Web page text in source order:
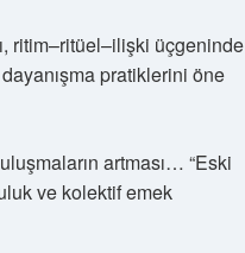
ritim–ritüel–ilişki üçgeninde
pratiklerini öne
artması… “Eski
ve kolektif emek